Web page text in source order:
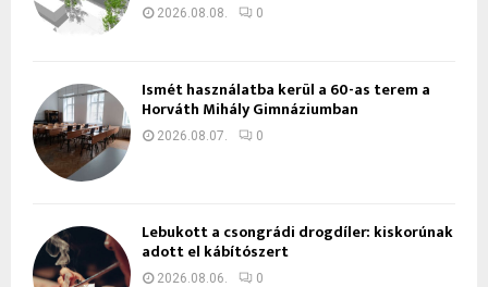
2026.08.08. 0
Ismét használatba kerül a 60-as terem a
Horváth Mihály Gimnáziumban
2026.08.07. 0
Lebukott a csongrádi drogdíler: kiskorúnak
adott el kábítószert
2026.08.06. 0